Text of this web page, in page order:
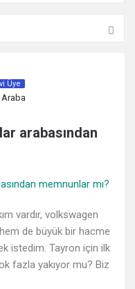
Üye
Araba
arabasından
vardır, volkswagen
de büyük bir hacme
istedim. Tayron için ilk
fazla yakıyor mu? Biz